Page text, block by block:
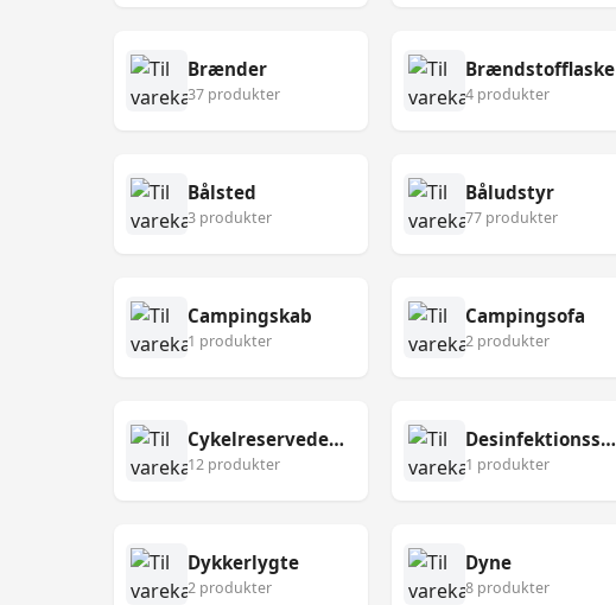
Brænder
37 produkter
Brændstofflaske
4 produkter
Bålsted
3 produkter
Båludstyr
77 produkter
Campingskab
1 produkter
Campingsofa
2 produkter
Cykelreservedele
12 produkter
Desinfektionsservietter
1 produkter
Dykkerlygte
2 produkter
Dyne
8 produkter